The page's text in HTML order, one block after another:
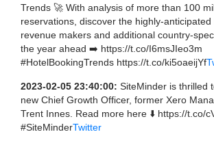
Trends 🚀 With analysis of more than 100
reservations, discover the highly-anticipated
revenue makers and additional country-
the year ahead ➡️ https://t.co/I6msJIeo3m
#HotelBookingTrends https://t.co/ki5oaeijYf
2023-02-05 23:40:00: SiteMinder is thrilled
new Chief Growth Officer, former Xero
Trent Innes. Read more here ⬇️ https://t.co/
#SiteMinderTwitter